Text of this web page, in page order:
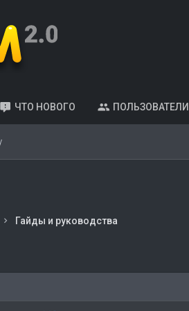
ЧТО НОВОГО ПОЛЬЗОВАТЕЛИ
Гайды и руководства